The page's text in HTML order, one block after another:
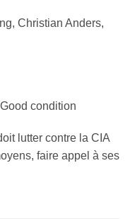
Christian Anders,
condition
lutter contre la CIA
faire appel à ses